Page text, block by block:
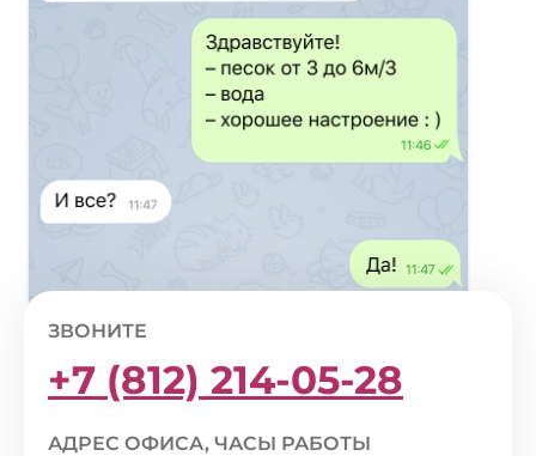
ЗВОНИТЕ
+7 (812) 214-05-28
АДРЕС ОФИСА, ЧАСЫ РАБОТЫ